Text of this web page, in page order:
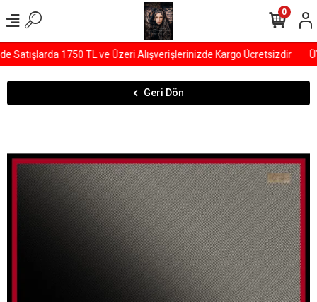
1750 TL ve Üzeri Alışverişlerinizde Kargo Ücretsizdir
0
Geri Dön